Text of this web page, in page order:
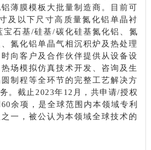
薄膜模板大批量制造商。目前可
及以下尺寸高质量氮化铝单晶衬
宝石基/硅基/碳化硅基氮化铝、氮
氮化铝单晶气相沉积炉及热处理
向客户及合作伙伴提供从设备设
场模拟仿真技术开发、咨询及生
制程等全环节的完整工艺解决方
。截止2023年12月，共申请/授权
余项，是全球范围内本领域专利
一，被公认为本领域全球技术的